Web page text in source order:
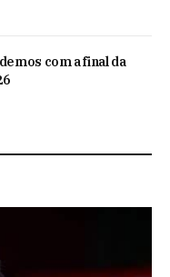
com a final da